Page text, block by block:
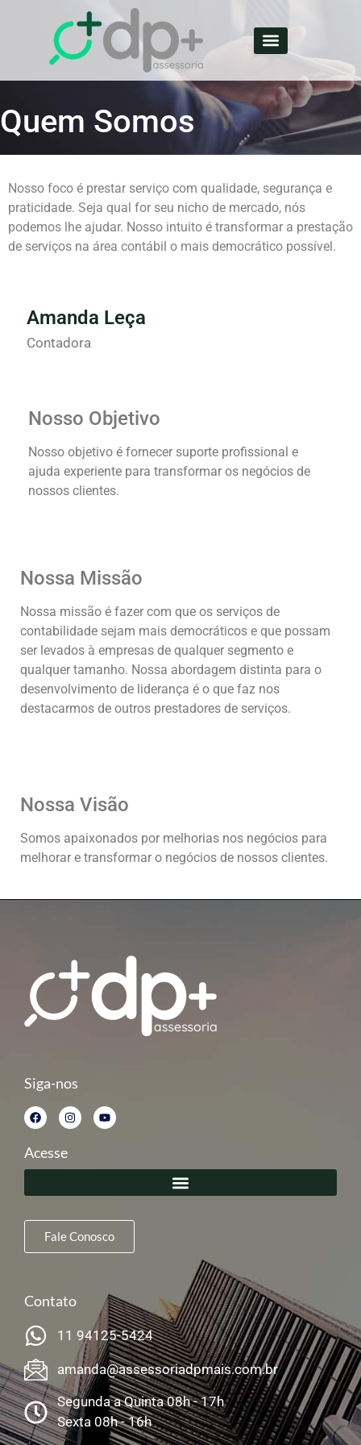
Quem Somos
Nosso foco é prestar serviço com qualidade, segurança e
praticidade. Seja qual for seu nicho de mercado, nós
podemos lhe ajudar. Nosso intuito é transformar a prestação
de serviços na área contábil o mais democrático possível.
Amanda Leça
Contadora
Nosso Objetivo
Nosso objetivo é fornecer suporte profissional e
ajuda experiente para transformar os negócios de
nossos clientes.
Nossa Missão
Nossa missão é fazer com que os serviços de
contabilidade sejam mais democráticos e que possam
ser levados à empresas de qualquer segmento e
qualquer tamanho. Nossa abordagem distinta para o
desenvolvimento de liderança é o que faz nos
destacarmos de outros prestadores de serviços.
Nossa Visão
Somos apaixonados por melhorias nos negócios para
melhorar e transformar o negócios de nossos clientes.
Siga-nos
Acesse
Fale Conosco
Contato
11 94125-5424
amanda@assessoriadpmais.com.br
Segunda a Quinta 08h - 17h
Sexta 08h - 16h